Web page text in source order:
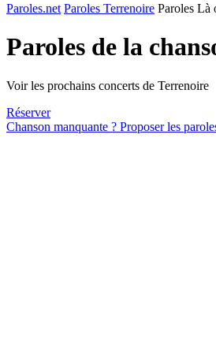
Paroles.net Paroles Terrenoire Paroles Là
Paroles de la
Voir les prochains concerts de Terrenoire
Réserver
Chanson manquante ? Proposer les